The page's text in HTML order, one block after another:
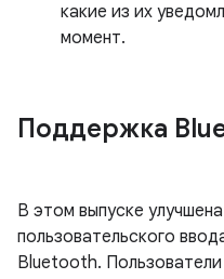
какие из их
момент.
Поддержка
В этом выпуске
пользовательского
Bluetooth.